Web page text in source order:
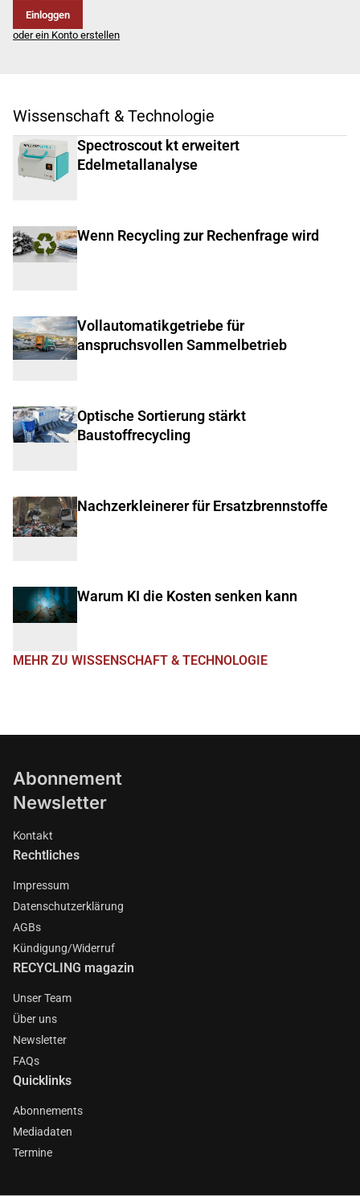
Einloggen
oder ein Konto erstellen
Wissenschaft & Technologie
Spectroscout kt erweitert
Edelmetallanalyse
Wenn Recycling zur Rechenfrage wird
Vollautomatikgetriebe für
anspruchsvollen Sammelbetrieb
Optische Sortierung stärkt
Baustoffrecycling
Nachzerkleinerer für Ersatzbrennstoffe
Warum KI die Kosten senken kann
MEHR ZU WISSENSCHAFT & TECHNOLOGIE
Abonnement
Newsletter
Kontakt
Rechtliches
Impressum
Datenschutzerklärung
AGBs
Kündigung/Widerruf
RECYCLING magazin
Unser Team
Über uns
Newsletter
FAQs
Quicklinks
Abonnements
Mediadaten
Termine